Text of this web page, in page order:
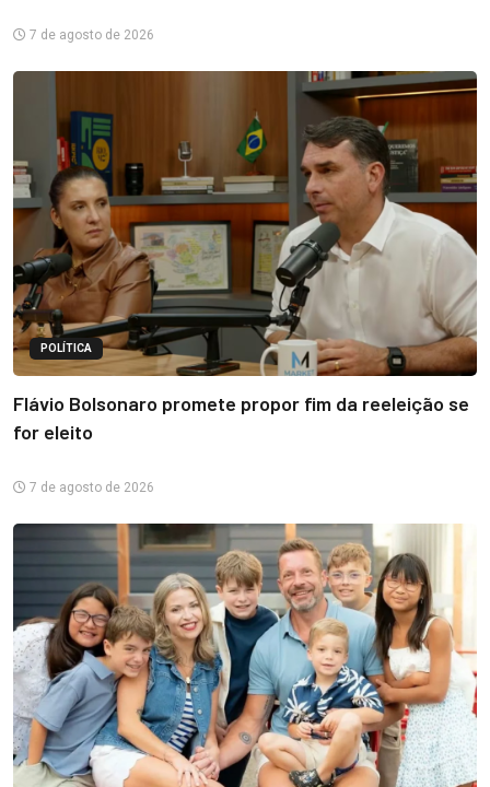
7 de agosto de 2026
POLÍTICA
Flávio Bolsonaro promete propor fim da reeleição se
for eleito
7 de agosto de 2026